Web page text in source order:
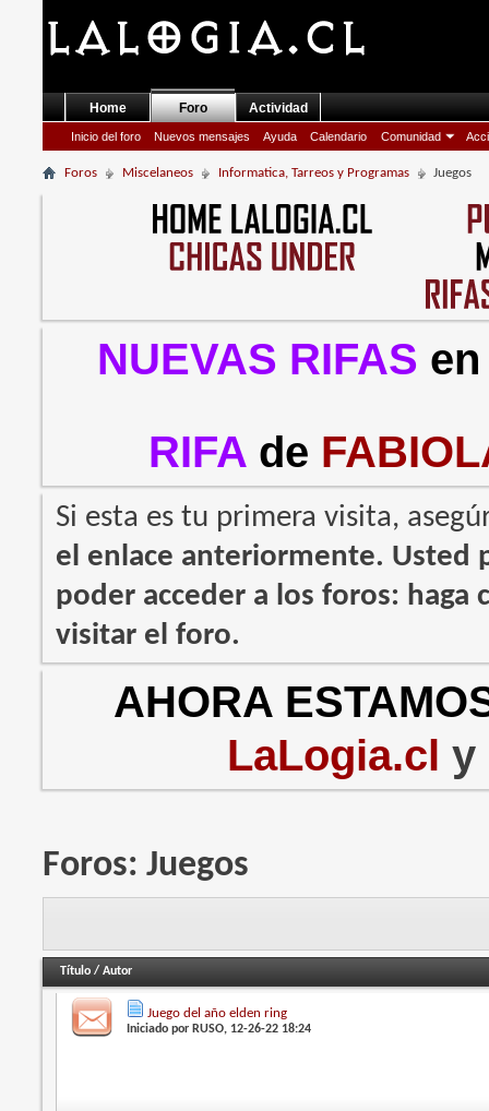
Home Foro
Inicio del foro Nuevos mensajes Ayuda Calendario Comunidad
Actividad
Foros Miscelaneos Informatica, Tarreos y Programas Juegos
NUEVAS RIFAS en
RIFA de
Si esta es tu primera visita,
el enlace anteriormente. Usted
poder acceder a los foros: haga
visitar el foro.
AHORA
LaLogia.cl y
Foros:Juegos
Título /Autor
Juego del año elden ring
Iniciado por RUSO, 12-26-22 18:24